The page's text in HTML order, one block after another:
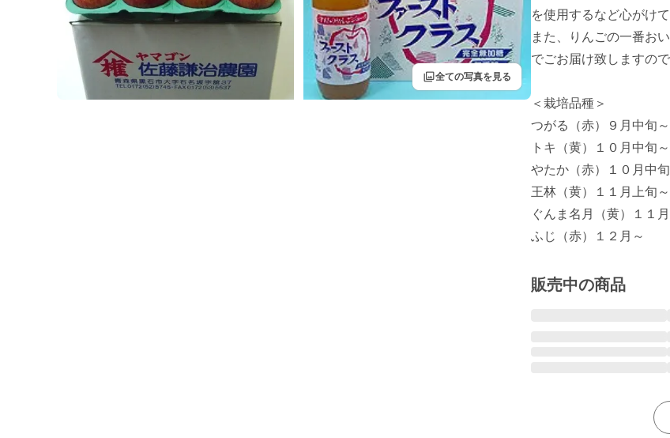
filter全ての写真を見る
を使用するなど心がけて
また、りんごの一番お
でごお届け致しますの
＜栽培品種＞
つがる（赤）９月中旬～
トキ（黄）１０月中旬～
やたか（赤）１０月中
王林（黄）１１月上旬～
ぐんま名月（黄）１１
ふじ（赤）１２月～
販売中の商品